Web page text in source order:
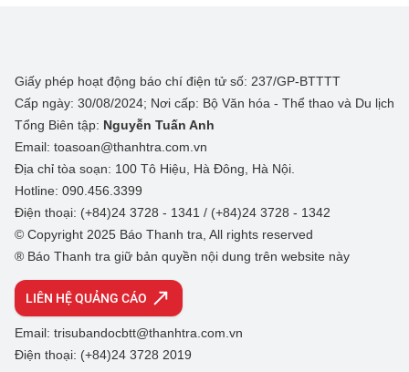
Giấy phép hoạt động báo chí điện tử số: 237/GP-BTTTT
Cấp ngày: 30/08/2024; Nơi cấp: Bộ Văn hóa - Thể thao và Du lịch
Tổng Biên tập: Nguyễn Tuấn Anh
Email: toasoan@thanhtra.com.vn
Địa chỉ tòa soạn: 100 Tô Hiệu, Hà Đông, Hà Nội.
Hotline: 090.456.3399
Điện thoại: (+84)24 3728 - 1341 / (+84)24 3728 - 1342
© Copyright 2025 Báo Thanh tra, All rights reserved
® Báo Thanh tra giữ bản quyền nội dung trên website này
LIÊN HỆ QUẢNG CÁO
Email: trisubandocbtt@thanhtra.com.vn
Điện thoại: (+84)24 3728 2019